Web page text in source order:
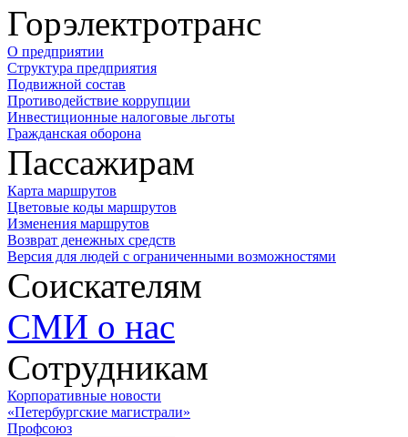
Горэлектротранс
О предприятии
Структура предприятия
Подвижной состав
Противодействие коррупции
Инвестиционные налоговые льготы
Гражданская оборона
Пассажирам
Карта маршрутов
Цветовые коды маршрутов
Изменения маршрутов
Возврат денежных средств
Версия для людей с ограниченными возможностями
Соискателям
СМИ о нас
Сотрудникам
Корпоративные новости
«Петербургские магистрали»
Профсоюз